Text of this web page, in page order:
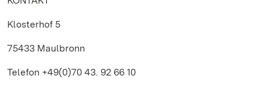
Klosterhof 5
75433 Maulbronn
Telefon +49(0)70 43. 92 66 10